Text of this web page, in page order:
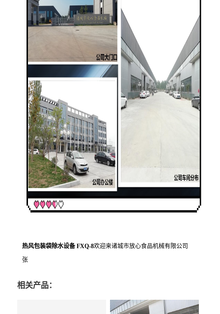
热风包装袋除水设备 FXQ-8欢迎来诸城市放心食品机械有限公司
张
相关产品：